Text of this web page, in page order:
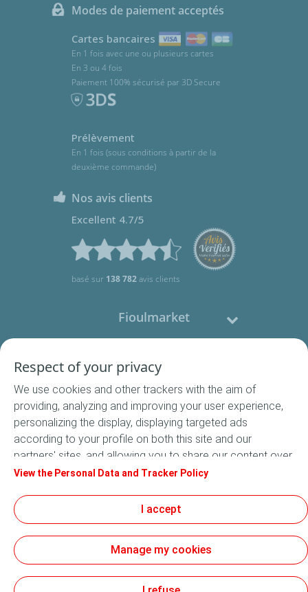
Modes de paiement acceptés
Cartes bancaires
En 1 fois avec une ou plusieurs cartes
En 3 ou 4 fois
Paiement 100% sécurisé par 3D Secure
Prélèvement
En 1 fois (sous conditions à partir de la
deuxième commande)
Nos avis clients
Excellent 4.7/5
basé sur 138 782avis clients
Fioulmarket
Nous contacter
Suivez-nous
Conditions Générales de Vente
Mentions légales
Données Personnelles
Cookies
Respect of your privacy
We use cookies and other trackers with the aim of
providing, analyzing and improving your user experience,
personalizing the display, displaying targeted ads
according to your profile on both this site and our
partners' sites, and allowing you to share our content over
social media. In accordance with French legislation,
default. You can change your cookie settings at any time
by clicking on the "Manage my cookies" button. By clicking
on the "Accept" button, you agree that we may store all
cookies on your device. If you click on "Decline", only the
correctly will be used. For more information, especially
View the Personal Data and Tracker Policy
I accept
Manage my cookies